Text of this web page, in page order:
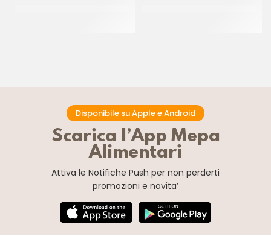
Disponibile su Apple e Android
Scarica l’App Mepa
Alimentari
Attiva le Notifiche Push per non perderti
promozioni e novita’